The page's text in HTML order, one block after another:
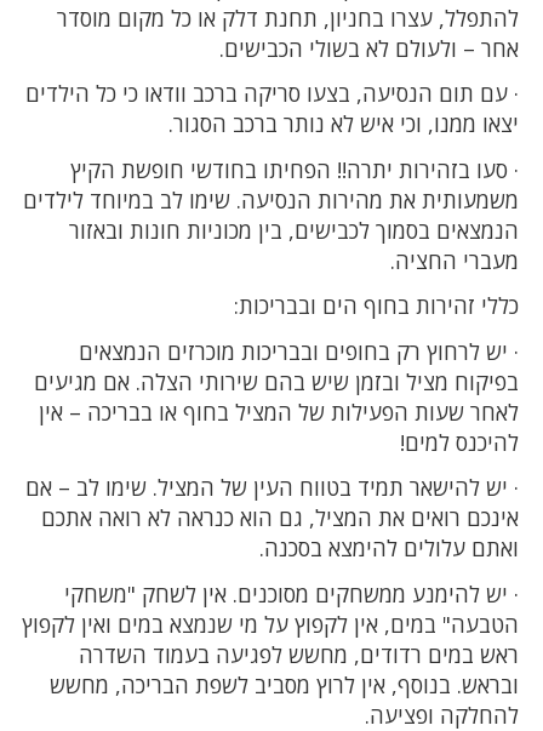
להתפלל, עצרו בחניון, תחנת דלק או כל מקום מוסדר
אחר – ולעולם לא בשולי הכבישים.
· עם תום הנסיעה, בצעו סריקה ברכב וודאו כי כל הילדים
יצאו ממנו, וכי איש לא נותר ברכב הסגור.
· סעו בזהירות יתרה!! הפחיתו בחודשי חופשת הקיץ
משמעותית את מהירות הנסיעה. שימו לב במיוחד לילדים
הנמצאים בסמוך לכבישים, בין מכוניות חונות ובאזור
מעברי החציה.
כללי זהירות בחוף הים ובבריכות:
· יש לרחוץ רק בחופים ובבריכות מוכרזים הנמצאים
בפיקוח מציל ובזמן שיש בהם שירותי הצלה. אם מגיעים
לאחר שעות הפעילות של המציל בחוף או בבריכה – אין
להיכנס למים!
· יש להישאר תמיד בטווח העין של המציל. שימו לב – אם
אינכם רואים את המציל, גם הוא כנראה לא רואה אתכם
ואתם עלולים להימצא בסכנה.
· יש להימנע ממשחקים מסוכנים. אין לשחק "משחקי
הטבעה" במים, אין לקפוץ על מי שנמצא במים ואין לקפוץ
ראש במים רדודים, מחשש לפגיעה בעמוד השדרה
ובראש. בנוסף, אין לרוץ מסביב לשפת הבריכה, מחשש
להחלקה ופציעה.